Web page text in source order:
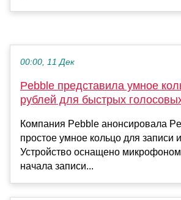
00:00, 11 Дек
Pebble представила умное
рублей для быстрых
Компания Pebble анонсировала
простое умное кольцо для записи
Устройство оснащено
начала записи...